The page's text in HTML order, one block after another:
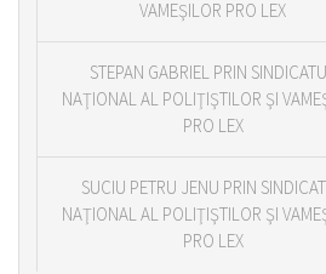
VAMEŞILOR PRO LEX
STEPAN GABRIEL PRIN
NAŢIONAL AL POLIŢIŞTILOR ŞI
PRO LEX
SUCIU PETRU JENU PRIN
NAŢIONAL AL POLIŢIŞTILOR ŞI
PRO LEX